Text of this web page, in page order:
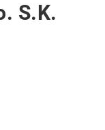
S.K.